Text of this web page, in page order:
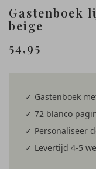
Gastenboek
beige
54,95
✓ Gastenboek
✓ 72 blanco
✓ Personaliseer
✓ Levertijd 4-5